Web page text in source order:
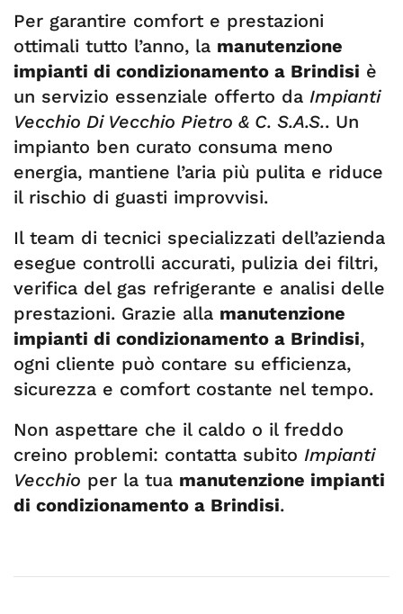
Per garantire comfort e prestazioni
ottimali tutto l’anno, la manutenzione
impianti di condizionamento a Brindisi è
un servizio essenziale offerto da Impianti
Vecchio Di Vecchio Pietro & C. S.A.S.. Un
impianto ben curato consuma meno
energia, mantiene l’aria più pulita e riduce
il rischio di guasti improvvisi.
Il team di tecnici specializzati dell’azienda
esegue controlli accurati, pulizia dei filtri,
verifica del gas refrigerante e analisi delle
prestazioni. Grazie alla manutenzione
impianti di condizionamento a Brindisi,
ogni cliente può contare su efficienza,
sicurezza e comfort costante nel tempo.
Non aspettare che il caldo o il freddo
creino problemi: contatta subito Impianti
Vecchio per la tua manutenzione impianti
di condizionamento a Brindisi.